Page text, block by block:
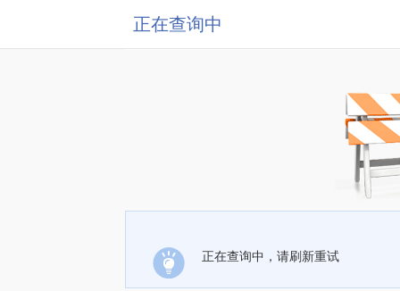
正在查询中
正在查询中，请刷新重试